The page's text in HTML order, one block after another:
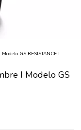
GS RESISTANCE I
I Modelo GS